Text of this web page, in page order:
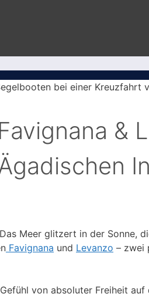
&
Meer glitzert in der Sonne,
Favignana und Levanzo – zwei
von absoluter Freiheit